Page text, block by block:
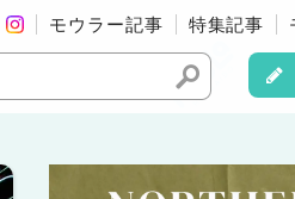
モウラー記事 特集記事